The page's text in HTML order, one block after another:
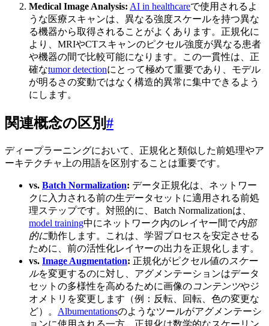
Medical Image Analysis: AI in healthcareで使用されるよ
うな医療スキャンは、異なる強度スケールを持つ異な
る機器から取得されることがよくあります。正規化に
より、MRIやCTスキャンのピクセル強度が異なる患者
や機器の間で比較可能になります。この一貫性は、正
確なtumor detectionにとって極めて重要であり、モデル
が明るさの変動ではなく構造的異常に集中できるよう
にします。
関連概念の区別#
ディープラーニングにおいて、正規化と類似した前処理やア
ーキテクチャ上の用語を区別することは重要です。
vs. Batch Normalization: データ正規化は、ネットワー
クに入力される前の生データセットに適用される前処
理ステップです。対照的に、Batch Normalizationは、
model training中にネットワーク内のレイヤー間で内部
的に動作します。これは、学習プロセスを安定させる
ために、前の活性化レイヤーの出力を正規化します。
vs. Image Augmentation: 正規化がピクセル値の スケー
ルを変更するのに対し、アグメンテーションはデータ
セットの多様性を高めるために画像のコンテンツやジ
オメトリを変更します（例：反転、回転、色の変更な
ど）。 Albumentationsのようなツールがアグメンテーシ
ョンに使用される一方、正規化は数学的なスケーリン